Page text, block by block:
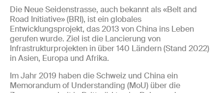
Die Neue Seidenstrasse, auch bekannt als «Belt and
Road Initiative» (BRI), ist ein globales
Entwicklungsprojekt, das 2013 von China ins Leben
gerufen wurde. Ziel ist die Lancierung von
Infrastrukturprojekten in über 140 Ländern (Stand 2022)
in Asien, Europa und Afrika.
Im Jahr 2019 haben die Schweiz und China ein
Memorandum of Understanding (MoU) über die